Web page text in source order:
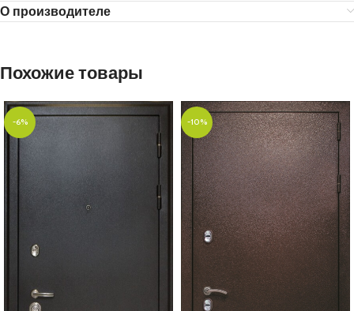
О производителе
Похожие товары
-6% -10%